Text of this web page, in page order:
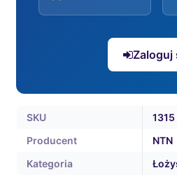
Zaloguj
SKU
1315
Producent
NTN
Kategoria